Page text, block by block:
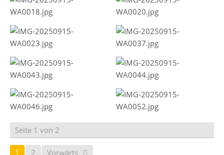
Seite 1 von 2
1 2 Vorwärts